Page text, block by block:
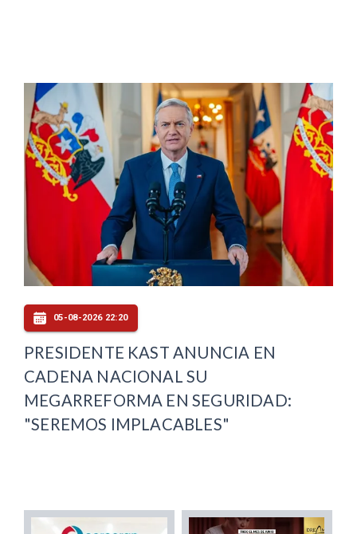
05-08-2026 22:20
PRESIDENTE KAST ANUNCIA EN
CADENA NACIONAL SU
MEGARREFORMA EN SEGURIDAD:
"SEREMOS IMPLACABLES"